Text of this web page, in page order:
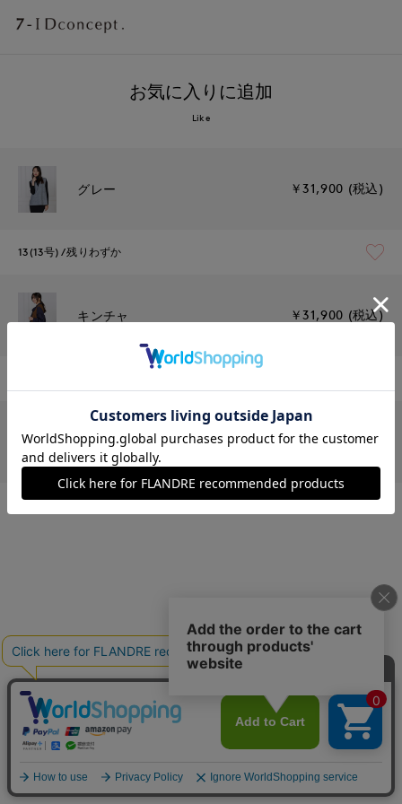
お気に入りに追加
Like
グレー ￥31,900 (税込)
13(13号) 残りわずか
キンチャ ￥31,900 (税込)
ネイビー ￥31,900 (税込)